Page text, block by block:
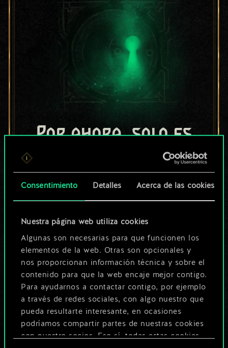
Consentimiento Detalles Acerca de las cookies
Nuestra página web utiliza cookies
Algunas son necesarias para que funcionen los
elementos de la web. Otras son opcionales y
nos proporcionan información técnica y sobre el
contenido para que la web encaje mejor contigo.
Para ayudarnos a contactar contigo, por ejemplo
a través de redes sociales, con algo nuestro que
pueda resultarte interesante, en ocasiones
podríamos compartir partes de nuestras cookies
con nuestro socios. Eso sí, todas estas cookies
Por ahora, solo es
un conjunto de
cartas compartido.
¡Pero puede llegar a
ser mucho más!
Poner nombre a esta baraja y crear
una guía
O